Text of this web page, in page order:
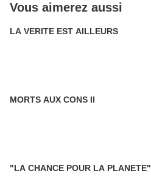
Vous aimerez aussi
LA VERITE EST AILLEURS
MORTS AUX CONS II
"LA CHANCE POUR LA PLANETE"